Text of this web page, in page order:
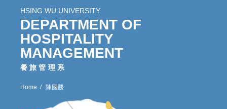
HSING WU UNIVERSITY
DEPARTMENT OF
HOSPITALITY
MANAGEMENT
餐旅管理系
Home 陳國勝